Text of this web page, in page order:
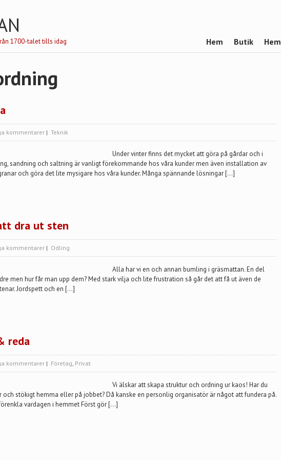
1700-talet tills idag Hem Butik Hem
kommentarer | Teknik
Under vinter finns det mycket att göra på gårdar och i
sandning och saltning är vanligt förekommande hos våra kunder men även installation av
och göra det lite mysigare hos våra kunder. Många spännande lösningar […]
dra ut sten
kommentarer | Odling
Alla har vi en och annan bumling i gräsmattan. En del
men hur får man upp dem? Med stark vilja och lite frustration så går det att få ut även de
Jordspett och en […]
reda
kommentarer | Företag, Privat
Vi älskar att skapa struktur och ordning ur kaos! Har du
och stökigt hemma eller på jobbet? Då kanske en personlig organisatör är något att fundera på.
vardagen i hemmet Först gör […]